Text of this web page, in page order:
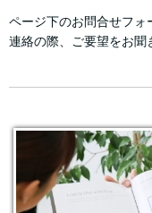
ページ下のお問合せフ
連絡の際、ご要望をお聞